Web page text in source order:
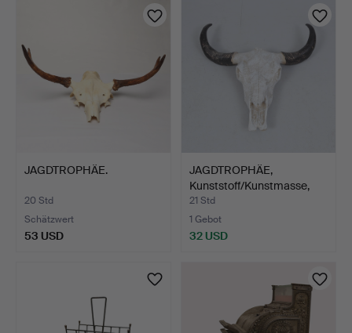
JAGDTROPHÄE.
20 Std
Schätzwert
53 USD
JAGDTROPHÄE,
Kunststoff/Kunstmasse,
zeitge…
21 Std
1 Gebot
32 USD